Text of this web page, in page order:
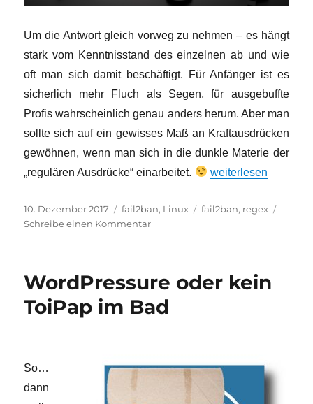
Um die Antwort gleich vorweg zu nehmen – es hängt
stark vom Kenntnisstand des einzelnen ab und wie
oft man sich damit beschäftigt. Für Anfänger ist es
sicherlich mehr Fluch als Segen, für ausgebuffte
Profis wahrscheinlich genau anders herum. Aber man
sollte sich auf ein gewisses Maß an Kraftausdrücken
gewöhnen, wenn man sich in die dunkle Materie der
„regulären Ausdrücke“ einarbeitet.
„regex – Fluch oder
weiterlesen
Veröffentlicht
am
10. Dezember 2017 Kategorien
fail2ban, Linux Schlagwörter
fail2ban, regex
Schreibe einen Kommentarzu
oder
WordPressure oder kein
ToiPap im Bad
So…
dann